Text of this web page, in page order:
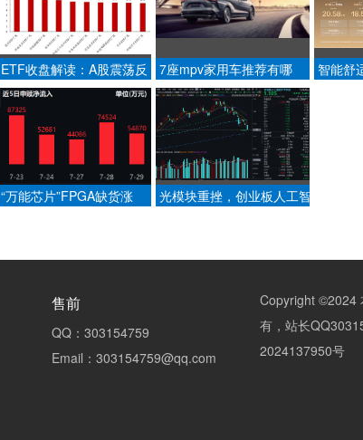
ETF收盘解读：A股震荡反
弹，科技领涨修复
7座mpv家用车推荐有哪
些？用场景选2027款格瑞
维亚
智能舒
“万能芯片”FPGA缺货涨
亿，标的指数近1年涨
光模块重挫，创业板人工智
判：8-9月修复窗口可期
售前
QQ：303154759
Email：303154759@qq.com
Copyright ©2024
有，站长
2024137950号